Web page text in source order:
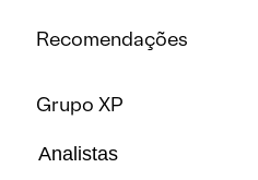
Recomendações
Grupo XP
Analistas